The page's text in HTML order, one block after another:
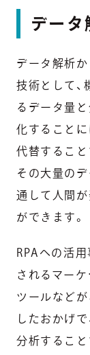
データ
データ解析
技術として、
るデータ量
化すること
代替すること
その大量の
通して人間
ができます。
RPAへの活
されるマー
ツールなど
したおかげ
分析するこ